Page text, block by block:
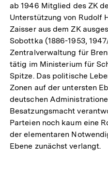
ab 1946 Mitglied des ZK
Unterstützung von Rudolf
Zaisser aus dem ZK
Sobottka (1886-1953,
Zentralverwaltung für
tätig im Ministerium für
Spitze. Das politische
Zonen auf der untersten
deutschen
Besatzungsmacht
Parteien noch kaum eine
der elementaren
Ebene zunächst verlangt.